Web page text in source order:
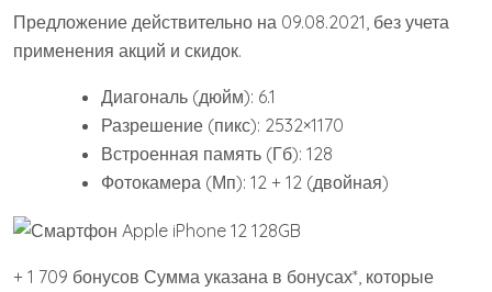
Предложение действительно на 09.08.2021, без учета
применения акций и скидок.
Диагональ (дюйм): 6.1
Разрешение (пикс): 2532×1170
Встроенная память (Гб): 128
Фотокамера (Мп): 12 + 12 (двойная)
+ 1 709 бонусов Сумма указана в бонусах*, которые